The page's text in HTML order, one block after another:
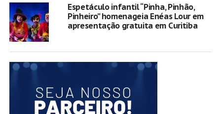
Espetáculo infantil “Pinha, Pinhão,
Pinheiro” homenageia Enéas Lour em
apresentação gratuita em Curitiba